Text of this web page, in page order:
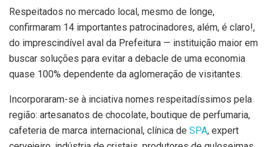
Respeitados no mercado local, mesmo de longe,
confirmaram 14 importantes patrocinadores, além, é claro!,
do imprescindível aval da Prefeitura — instituição maior em
buscar soluções para evitar a debacle de uma economia
quase 100% dependente da aglomeração de visitantes.
Incorporaram-se à inciativa nomes respeitadíssimos pela
região: artesanatos de chocolate, boutique de perfumaria,
cafeteria de marca internacional, clínica de SPA, expert